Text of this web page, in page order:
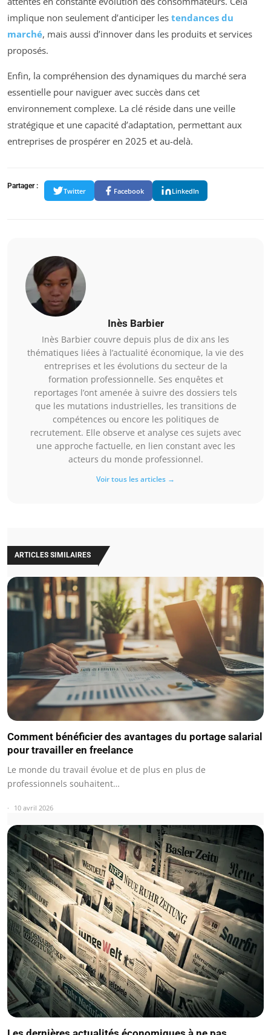
implique non seulement d’anticiper les tendances du
marché, mais aussi d’innover dans les produits et services
proposés.
Enfin, la compréhension des dynamiques du marché sera
essentielle pour naviguer avec succès dans cet
environnement complexe. La clé réside dans une veille
stratégique et une capacité d’adaptation, permettant aux
entreprises de prospérer en 2025 et au-delà.
Partager :
Twitter Facebook LinkedIn
Inès Barbier
Inès Barbier couvre depuis plus de dix ans les
thématiques liées à l’actualité économique, la vie des
entreprises et les évolutions du secteur de la
formation professionnelle. Ses enquêtes et
reportages l’ont amenée à suivre des dossiers tels
que les mutations industrielles, les transitions de
compétences ou encore les politiques de
recrutement. Elle observe et analyse ces sujets avec
une approche factuelle, en lien constant avec les
acteurs du monde professionnel.
Voir tous les articles →
ARTICLES SIMILAIRES
Comment bénéficier des avantages du portage salarial
pour travailler en freelance
Le monde du travail évolue et de plus en plus de
professionnels souhaitent…
10 avril 2026